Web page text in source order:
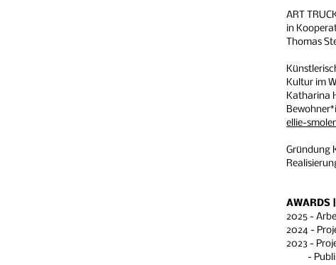
ART
in
Thomas
Kultur im
Katharina
ellie-
Gründung
AWARDS
2025 -
2024 -
2023 -
-